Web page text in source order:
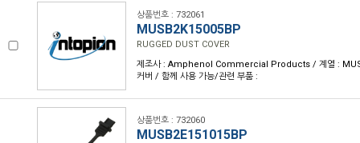
상품번호 : 732061
MUSB2K15005BP
RUGGED DUST COVER
제조사 : Amphenol Commercial Products / 계열 :
커버 / 함께 사용 가능/관련 부품 :
상품번호 : 732060
MUSB2E151015BP